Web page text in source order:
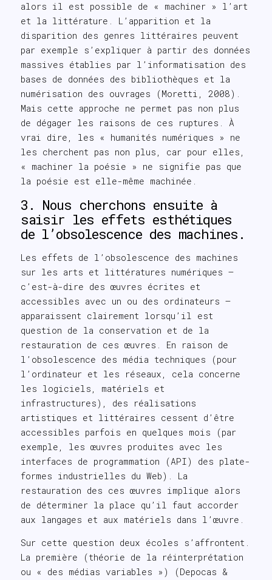
alors il est possible de « machiner » l’art
et la littérature. L’apparition et la
disparition des genres littéraires peuvent
par exemple s’expliquer à partir des données
massives établies par l’informatisation des
bases de données des bibliothèques et la
numérisation des ouvrages (Moretti, 2008).
Mais cette approche ne permet pas non plus
de dégager les raisons de ces ruptures. À
vrai dire, les « humanités numériques » ne
les cherchent pas non plus, car pour elles,
« machiner la poésie » ne signifie pas que
la poésie est elle-même machinée.
3. Nous cherchons ensuite à
saisir les effets esthétiques
de l’obsolescence des machines.
Les effets de l’obsolescence des machines
sur les arts et littératures numériques –
c’est-à-dire des œuvres écrites et
accessibles avec un ou des ordinateurs –
apparaissent clairement lorsqu’il est
question de la conservation et de la
restauration de ces œuvres. En raison de
l’obsolescence des média techniques (pour
l’ordinateur et les réseaux, cela concerne
les logiciels, matériels et
infrastructures), des réalisations
artistiques et littéraires cessent d’être
accessibles parfois en quelques mois (par
exemple, les œuvres produites avec les
interfaces de programmation (API) des plate-
formes industrielles du Web). La
restauration des ces œuvres implique alors
de déterminer la place qu’il faut accorder
aux langages et aux matériels dans l’œuvre.
Sur cette question deux écoles s’affrontent.
La première (théorie de la réinterprétation
ou « des médias variables ») (Depocas &